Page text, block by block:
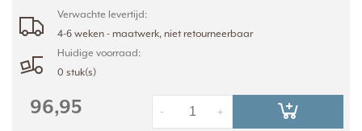
Verwachte levertijd:
4-6 weken - maatwerk, niet retourneerbaar
Huidige voorraad:
0 stuk(s)
96,95 +
-